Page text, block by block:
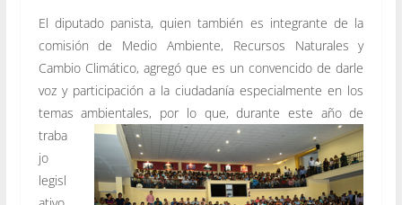
El diputado panista, quien también es integrante de la
comisión de Medio Ambiente, Recursos Naturales y
Cambio Climático, agregó que es un convencido de darle
voz y participación a la ciudadanía especialmente en los
temasambientales, por lo que, durante este año de
traba
jo
legisl